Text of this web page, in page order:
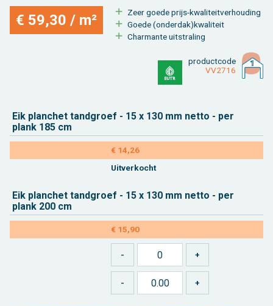
€ 59,30 / m²
Zeer goede prijs-kwa­li­teit­ver­hou­ding
Goede (on­der­dak)kwa­li­teit
Char­man­te uit­stra­ling
product­code
VV2716
Eik plan­chet tand­groef - 15 x 130 mm netto - per
plank 185 cm
€ 14,26
Uit­ver­kocht
Eik plan­chet tand­groef - 15 x 130 mm netto - per
plank 200 cm
€ 15,90